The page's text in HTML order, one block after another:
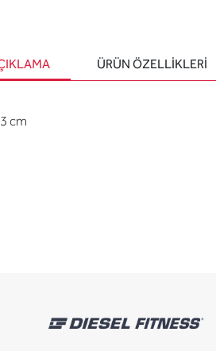
ÜRÜN ÖZELLIKLERI
cm